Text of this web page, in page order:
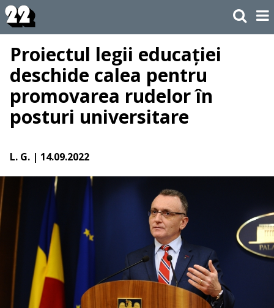
Proiectul legii educației
deschide calea pentru
promovarea rudelor în
posturi universitare
L. G. | 14.09.2022